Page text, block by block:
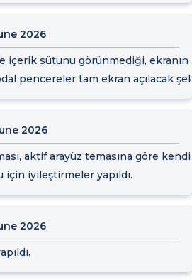
2026
içerik sütunu görünmediği, ekranın
pencereler tam ekran açılacak
2026
aktif arayüz temasına göre
iyileştirmeler yapıldı.
2026